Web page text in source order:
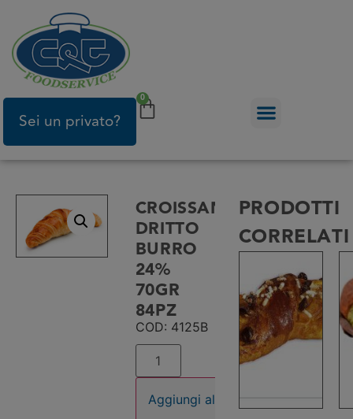
Sei un privato?
0
CROISSANT
DRITTO
BURRO
24%
70GR
84PZ
COD: 4125B
Aggiungi al carrello
PRODOTTI
CORRELATI